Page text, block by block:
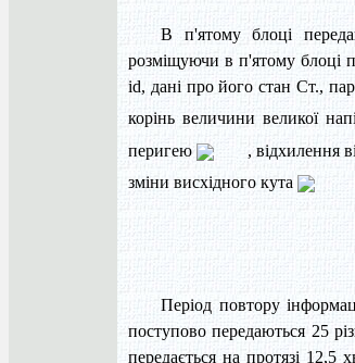
В п'ятому блоці
розміщуючи в п'ятому блоці
id, дані про його стан Ст.,
корінь величини великої
перигею
, відхилення
зміни висхідного кута
Період повтору
поступово передаються 25
передається на протязі 12,5